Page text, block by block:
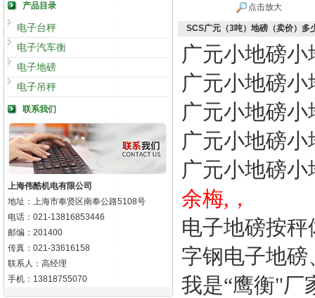
产品目录
电子台秤
电子汽车衡
电子地磅
电子吊秤
联系我们
上海伟酷机电有限公司
地址：上海市奉贤区南奉公路5108号
电话：021-13816853446
邮编：201400
传真：021-33616158
联系人：高经理
手机：13818755070
点击放大
SCS广元（3吨）地磅（卖价）多
广元小地磅小
广元小地磅小
广元小地磅小
广元小地磅小
广元小地磅小
余梅,，
电子地磅按
字钢电子地
我是“鹰衡"厂